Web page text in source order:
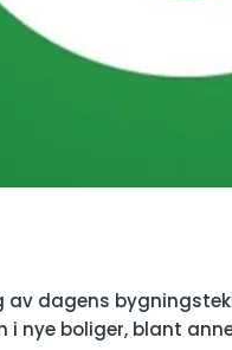
dagens
i nye boliger, blant